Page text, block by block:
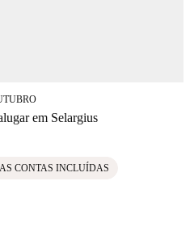
em Selargius
CONTAS INCLUÍDAS